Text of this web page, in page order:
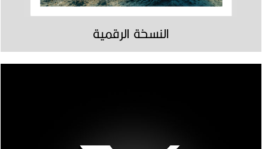
النسخة الرقمية